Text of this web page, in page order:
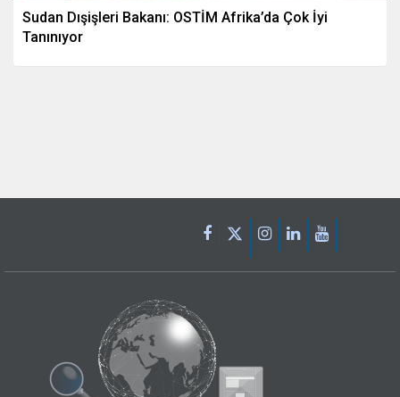
Sudan Dışişleri Bakanı: OSTİM Afrika’da Çok İyi
Tanınıyor